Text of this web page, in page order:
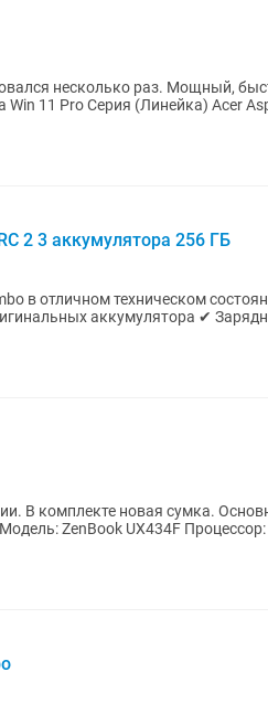
несколько раз. Мощный,
2 3 аккумулятора 256 ГБ
техническом состоянии. ✔ DJI
аккумулятора ✔
В комплекте новая сумка.
ZenBook UX434F